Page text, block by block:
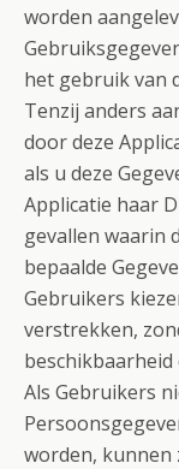
worden
het gebruik van
Tenzij anders
door deze
als u deze
Applicatie haar
gevallen waarin
bepaalde
Gebruikers
verstrekken,
Als Gebruikers
worden, kunnen